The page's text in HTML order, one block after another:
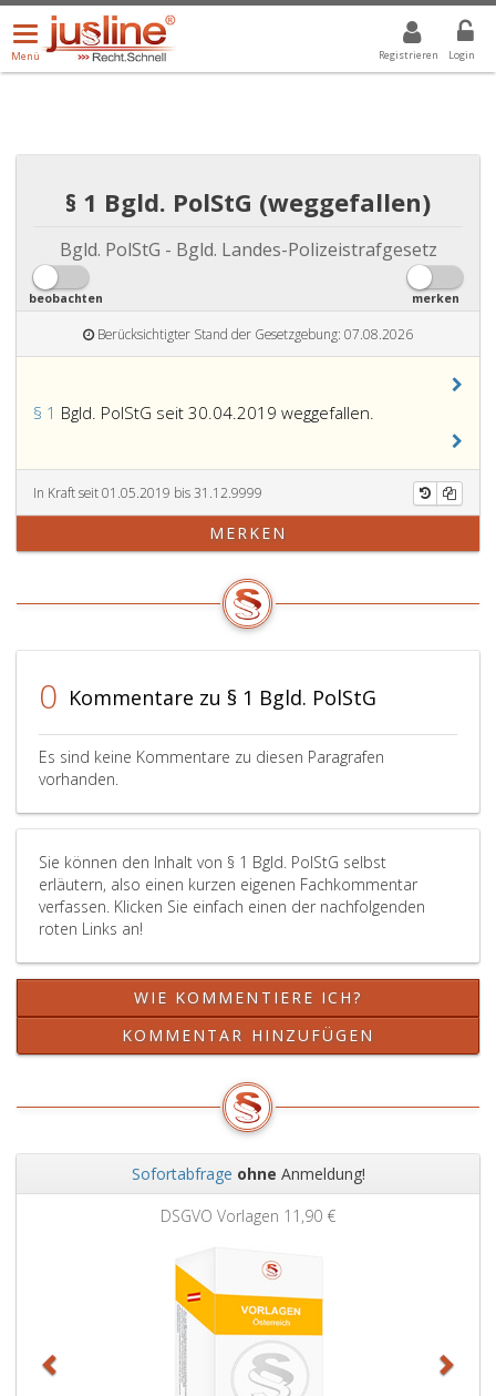
Registrieren Login
Menü
öffnen/schließen
Menü
ALLE DROPDOWN: GEWÄHLTER WERT IST ALLE
§ 1 Bgld. PolStG (weggefallen)
Bgld. PolStG - Bgld. Landes-Polizeistrafgesetz
beobachten merken
Berücksichtigter Stand der Gesetzgebung: 07.08.2026
§ 1 Bgld. PolStG seit 30.04.2019 weggefallen.
In Kraft seit 01.05.2019 bis 31.12.9999
MERKEN
0 Kommentare zu § 1 Bgld. PolStG
Es sind keine Kommentare zu diesen Paragrafen
vorhanden.
Sie können den Inhalt von § 1 Bgld. PolStG selbst
erläutern, also einen kurzen eigenen Fachkommentar
verfassen. Klicken Sie einfach einen der nachfolgenden
roten Links an!
WIE KOMMENTIERE ICH?
KOMMENTAR HINZUFÜGEN
Sofortabfrage ohne Anmeldung!
DSGVO Vorlagen 11,90 €